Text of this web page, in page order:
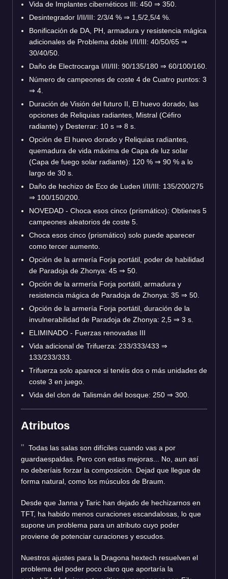
Vida de Implantes cibernéticos III: 450 ⇒ 350.
Desintegrador I/II/III: 2/3/4 % ⇒ 1,5/2,5/4 %.
Bonificación de DA, PH, armadura y resistencia mágica
adicionales de Problema doble I/II/III: 40/50/65 ⇒
30/40/50.
Daño de Electrocarga I/II/III: 90/135/180 ⇒ 60/100/160.
Número de campeones de coste 4 de Cuatro puntos: 3
⇒ 4.
Duración de Visión del futuro II, El huevo dorado, las
opciones de Reliquias radiantes, Mistral (Céfiro
radiante) y Desterrar: 10 s ⇒ 8 s.
Opción de El huevo dorado y Reliquias radiantes,
quemadura de vida máxima de Capa de luz solar
(Capa de fuego solar radiante): 120 % ⇒ 90 % a lo
largo de 30 s.
Daño de hechizo de Eco de Luden I/II/III: 135/200/275
⇒ 100/150/200.
NOVEDAD - Choca esos cinco (prismático): Obtienes 5
campeones aleatorios de coste 5.
Choca esos cinco (prismático) solo puede aparecer
como tercer aumento.
Opción de la armería Forja portátil, poder de habilidad
de Paradoja de Zhonya: 45 ⇒ 50.
Opción de la armería Forja portátil, armadura y
resistencia mágica de Paradoja de Zhonya: 35 ⇒ 50.
Opción de la armería Forja portátil, duración de la
invulnerabilidad de Paradoja de Zhonya: 2,5 ⇒ 3 s.
ELIMINADO - Fuerzas renovadas III
Vida adicional de Trifuerza: 233/333/433 ⇒
133/233/333.
Trifuerza solo aparece si tenéis dos o más unidades de
coste 3 en juego.
Vida del clon de Talismán del bosque: 250 ⇒ 300.
Atributos
Todas las salas son difíciles cuando vas a por
guardaespaldas. Pero con estas mejoras... No, aun así
no deberíais forzar la composición. Dejad que llegue de
forma natural, como los músculos de Braum.
Desde que Janna y Taric han dejado de hechizarnos en
TFT, ha habido menos curaciones escandalosas, lo que
supone un problema para un atributo cuyo poder
proviene de potenciar curaciones y escudos.
Nuestros ajustes para la Dragona hextech resuelven el
problema del poder poco claro que aportaría la